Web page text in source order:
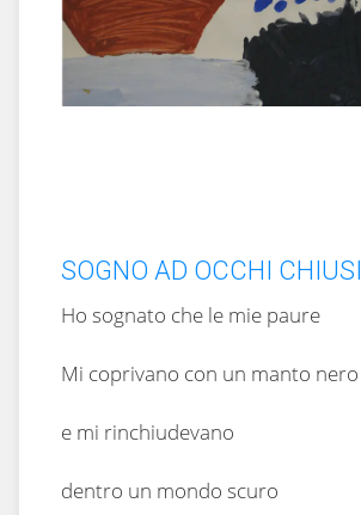
SOGNO AD OCCHI CHIUSI
Ho sognato che le mie paure
Mi coprivano con un manto nero
e mi rinchiudevano
dentro un mondo scuro